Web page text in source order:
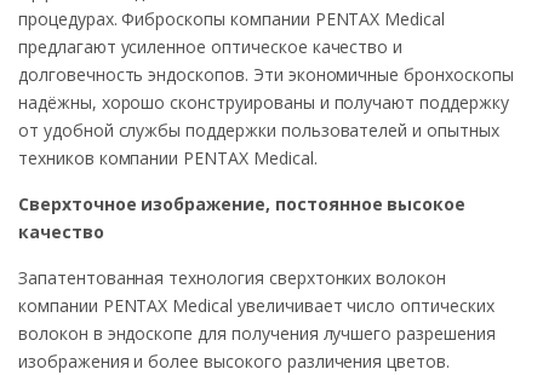
процедурах. Фиброскопы компании PENTAX Medical
предлагают усиленное оптическое качество и
долговечность эндоскопов. Эти экономичные бронхоскопы
надёжны, хорошо сконструированы и получают поддержку
от удобной службы поддержки пользователей и опытных
техников компании PENTAX Medical.
Сверхточное изображение, постоянное высокое
качество
Запатентованная технология сверхтонких волокон
компании PENTAX Medical увеличивает число оптических
волокон в эндоскопе для получения лучшего разрешения
изображения и более высокого различения цветов.